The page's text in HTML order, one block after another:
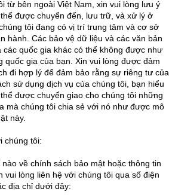
từ bên ngoài Việt Nam, xin vui lòng lưu ý
được chuyển đến, lưu trữ, và xử lý ở
tôi đang có vị trí trung tâm và cơ sở
hành. Các bảo vệ dữ liệu và các văn bản
các quốc gia khác có thể không được như
quốc gia của bạn. Xin vui lòng được đảm
đi hợp lý để đảm bảo rằng sự riêng tư của
sử dụng dịch vụ của chúng tôi, bạn hiểu
được chuyển giao cho chúng tôi những
mà chúng tôi chia sẻ với nó như được mô
này.
chúng tôi:
về chính sách bảo mật hoặc thông tin
vui lòng liên hệ với chúng tôi qua số điện
địa chỉ dưới đây: